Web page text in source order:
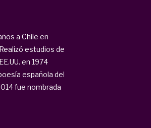
a Chile en
estudios de
en 1974
española del
fue nombrada